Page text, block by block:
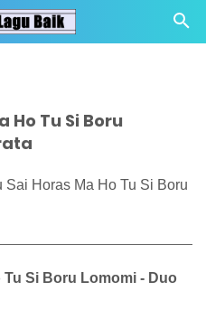
Ho Tu Si Boru
Horas Ma Ho Tu Si Boru
Si Boru Lomomi - Duo